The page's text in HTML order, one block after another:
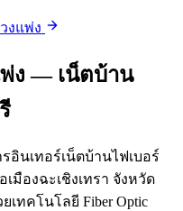
งแพ่ง
ง — เน็ตบ้าน
อินเทอร์เน็ตบ้านไฟเบอร์
มืองฉะเชิงเทรา จังหวัด
เทคโนโลยี Fiber Optic